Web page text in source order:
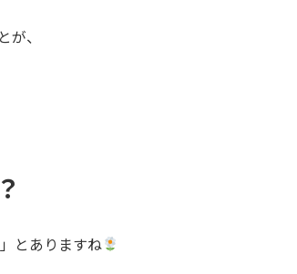
が、
とありますね